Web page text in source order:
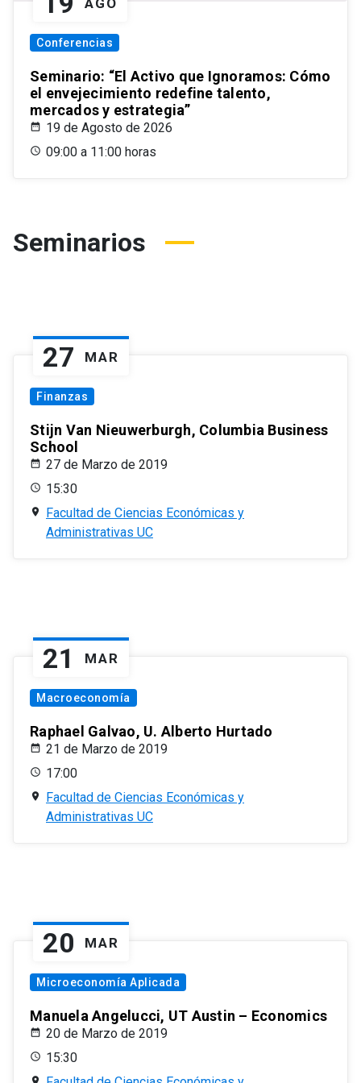
AGO
Conferencias
Seminario: “El Activo que Ignoramos: Cómo
el envejecimiento redefine talento,
mercados y estrategia”
19 de Agosto de 2026
09:00 a 11:00 horas
Seminarios
27 MAR
Finanzas
Stijn Van Nieuwerburgh, Columbia Business
School
27 de Marzo de 2019
15:30
Facultad de Ciencias Económicas y
Administrativas UC
21 MAR
Macroeconomía
Raphael Galvao, U. Alberto Hurtado
21 de Marzo de 2019
17:00
Facultad de Ciencias Económicas y
Administrativas UC
20 MAR
Microeconomía Aplicada
Manuela Angelucci, UT Austin – Economics
20 de Marzo de 2019
15:30